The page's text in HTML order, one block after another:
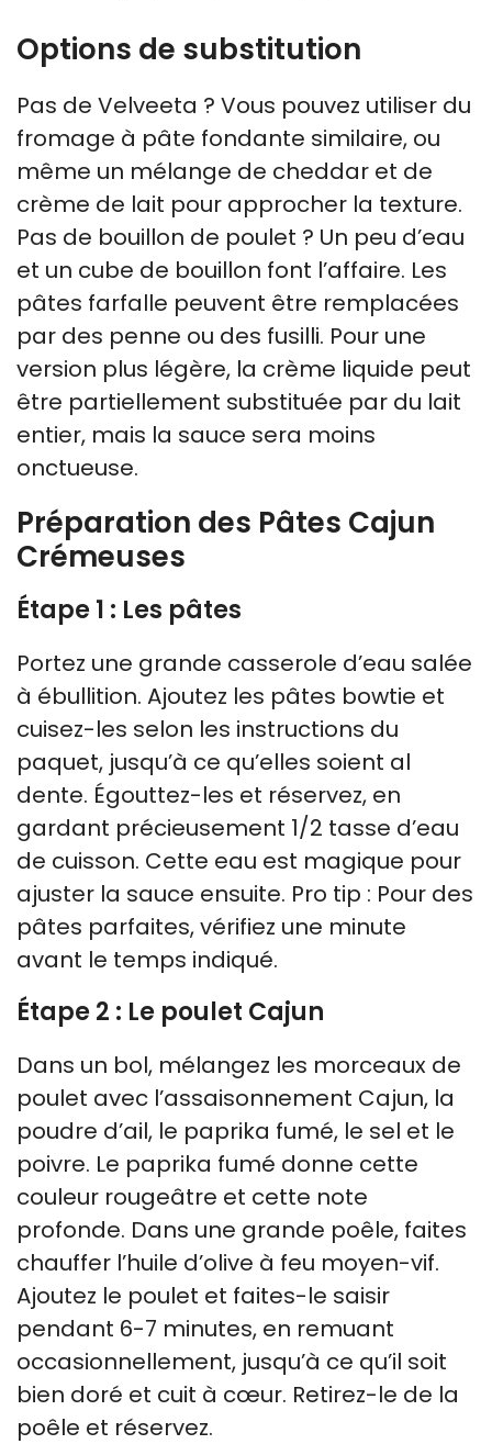
Options de substitution
Pas de Velveeta ? Vous pouvez utiliser du
fromage à pâte fondante similaire, ou
même un mélange de cheddar et de
crème de lait pour approcher la texture.
Pas de bouillon de poulet ? Un peu d’eau
et un cube de bouillon font l’affaire. Les
pâtes farfalle peuvent être remplacées
par des penne ou des fusilli. Pour une
version plus légère, la crème liquide peut
être partiellement substituée par du lait
entier, mais la sauce sera moins
onctueuse.
Préparation des Pâtes Cajun
Crémeuses
Étape 1 : Les pâtes
Portez une grande casserole d’eau salée
à ébullition. Ajoutez les pâtes bowtie et
cuisez-les selon les instructions du
paquet, jusqu’à ce qu’elles soient al
dente. Égouttez-les et réservez, en
gardant précieusement 1/2 tasse d’eau
de cuisson. Cette eau est magique pour
ajuster la sauce ensuite. Pro tip : Pour des
pâtes parfaites, vérifiez une minute
avant le temps indiqué.
Étape 2 : Le poulet Cajun
Dans un bol, mélangez les morceaux de
poulet avec l’assaisonnement Cajun, la
poudre d’ail, le paprika fumé, le sel et le
poivre. Le paprika fumé donne cette
couleur rougeâtre et cette note
profonde. Dans une grande poêle, faites
chauffer l’huile d’olive à feu moyen-vif.
Ajoutez le poulet et faites-le saisir
pendant 6-7 minutes, en remuant
occasionnellement, jusqu’à ce qu’il soit
bien doré et cuit à cœur. Retirez-le de la
poêle et réservez.